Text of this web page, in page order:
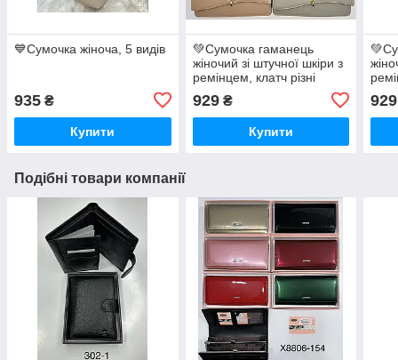
💙Сумочка жіноча, 5 видів
935 ₴
Купити
💚Сумочка гаманець
жіночий зі штучної шкіри з
ремінцем, клатч різні
929₴
Купити
929
Подібні товари компанії